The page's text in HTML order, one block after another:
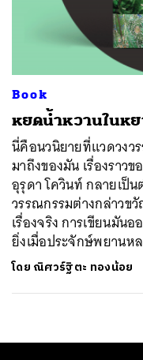
Book
หยดน้ำหวานในห
นี่คือนวนิยายที่แวดวงว
มาถึงของมัน เรื่องราว
อุรุดา โควินท์ กลายเป็
วรรณกรรมต่างกล่าวข
เรื่องจริง การเขียนมัน
ยิ่งเมื่อประจักษ์พยานห
โดย ณิศวร์ฐิตะ ทองน้อย
SHARE